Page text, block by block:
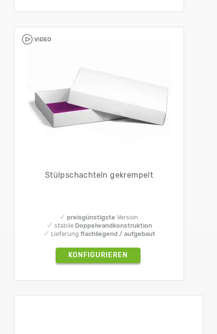
Stülpschachteln gekrempelt
✔ preisgünstigste Version
✔ stabile Doppelwandkonstruktion
✔ Lieferung flachliegend / aufgebaut
KONFIGURIEREN